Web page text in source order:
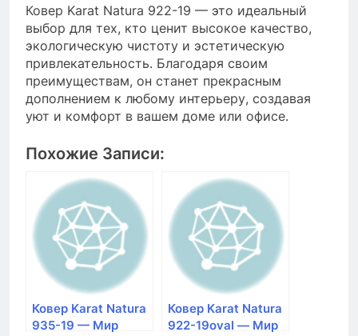
Ковер Karat Natura 922-19 — это идеальный
выбор для тех, кто ценит высокое качество,
экологическую чистоту и эстетическую
привлекательность. Благодаря своим
преимуществам, он станет прекрасным
дополнением к любому интерьеру, создавая
уют и комфорт в вашем доме или офисе.
Похожие Записи:
Ковер Karat Natura
935-19 — Мир
Ковер Karat Natura
922-19oval — Мир